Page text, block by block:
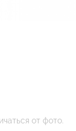
от фото.